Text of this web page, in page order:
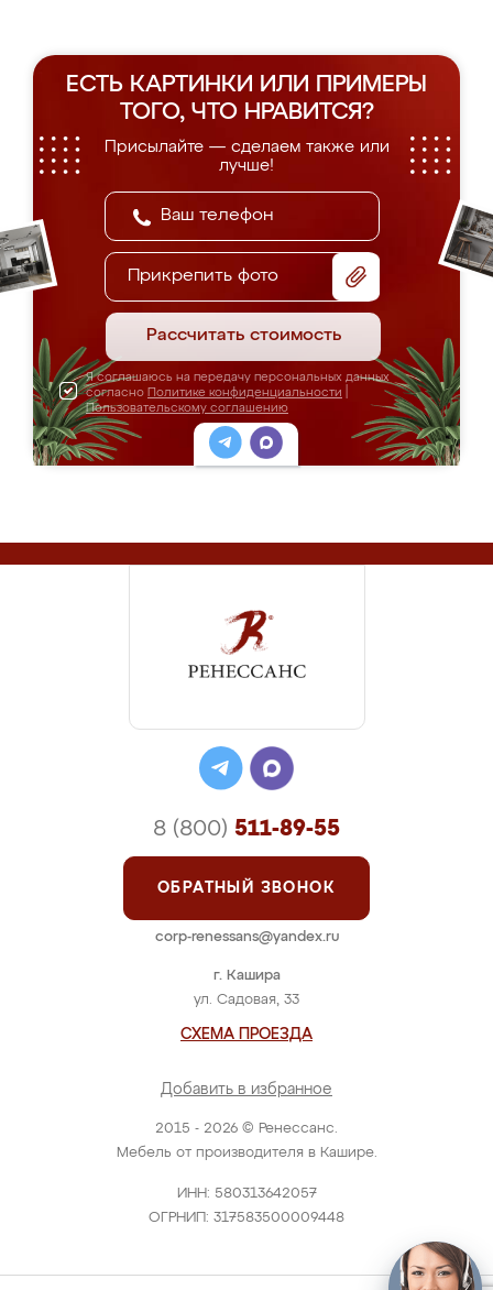
ЕСТЬ КАРТИНКИ ИЛИ ПРИМЕРЫ
ТОГО, ЧТО НРАВИТСЯ?
Присылайте — сделаем также или
лучше!
Прикрепить фото
Рассчитать стоимость
Я соглашаюсь на передачу персональных данных
согласно Политике конфиденциальности
Пользовательскому соглашению
2015 - 2026 © Ренессанс.
Мебель от производителя в Кашире.
ИНН: 580313642057
ОГРНИП: 317583500009448
г. Кашира
ул. Садовая, 33
СХЕМА ПРОЕЗДА
Добавить в избранное
8 (800) 511-89-55
ОБРАТНЫЙ ЗВОНОК
corp-renessans@yandex.ru